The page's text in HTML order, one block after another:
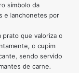
símbolo da
e lanchonetes por
que valoriza o
o cupim
sendo servido
de carne.